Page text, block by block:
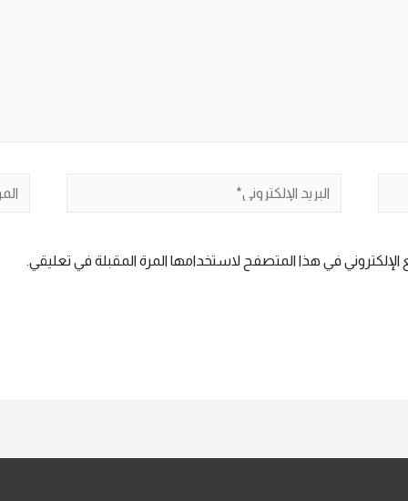
البريد
في هذا المتصفح لاستخدامها المرة المقبلة في تعليقي.